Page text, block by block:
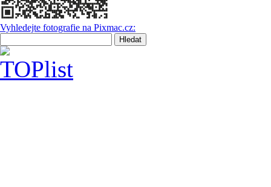
Vyhledejte fotografie na Pixmac.cz: